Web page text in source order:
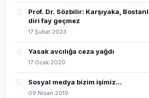
Prof. Dr. Sözbilir: Karşıyaka,
diri fay geçmez
17 Şubat 2023
Yasak avcılığa ceza yağdı
17 Ocak 2020
Sosyal medya bizim işimiz...
09 Nisan 2019